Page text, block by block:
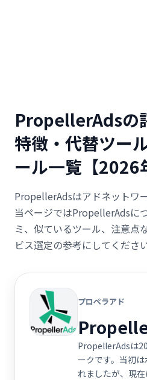
PropellerAdsの
特徴・代替ツー
ール一覧【2026
PropellerAdsはアドネットワ
当ページではPropellerAdsに
ミ、似ているツール、注意点
ビス選定の参考にしてください
プロペラアド
PropellerAdsは
ークです。当初
れましたが、現